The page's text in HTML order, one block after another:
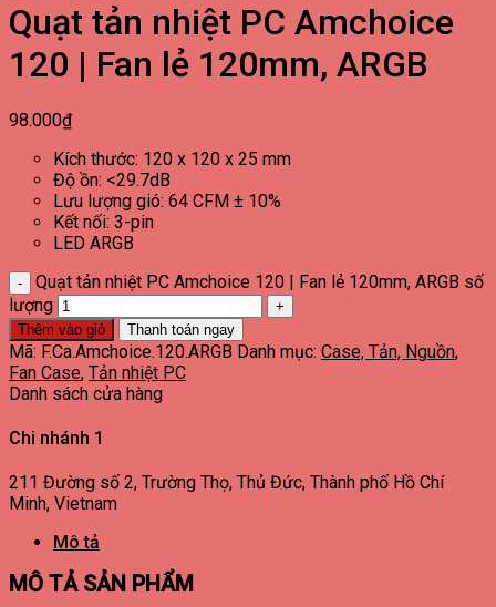
Quạt tản nhiệt PC Amchoice
120 | Fan lẻ 120mm, ARGB
98.000₫
Kích thước: 120 x 120 x 25 mm
Độ ồn: <29.7dB
Lưu lượng gió: 64 CFM ± 10%
Kết nối: 3-pin
LED ARGB
Quạt tản nhiệt PC Amchoice 120 | Fan lẻ 120mm, ARGB số
lượng
Thêm vào giỏ Thanh toán ngay
Mã: F.Ca.Amchoice.120.ARGB Danh mục: Case, Tản, Nguồn,
Fan Case, Tản nhiệt PC
Danh sách cửa hàng
Chi nhánh 1
211 Đường số 2, Trường Thọ, Thủ Đức, Thành phố Hồ Chí
Minh, Vietnam
Mô tả
MÔ TẢ SẢN PHẨM